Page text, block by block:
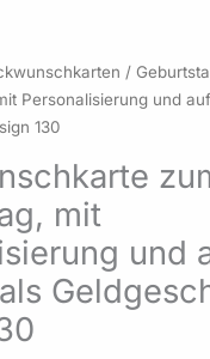
/
Personalisierung und
130
mit
und
5,50 €
bis